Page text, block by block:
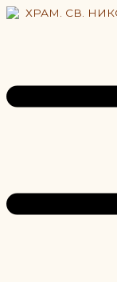
Перейти